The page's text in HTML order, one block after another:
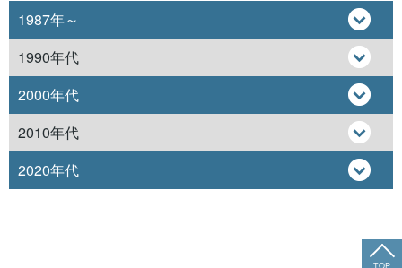
1987年～
1990年代
2000年代
2010年代
2020年代